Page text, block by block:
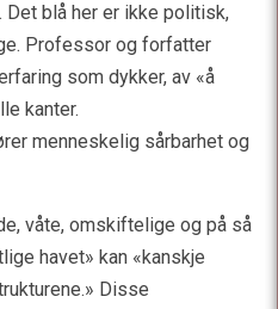
Det blå her er ikke politisk,
Professor og forfatter
som dykker, av «å
kanter.
menneskelig sårbarhet og
våte, omskiftelige og på så
havet» kan «kanskje
Disse